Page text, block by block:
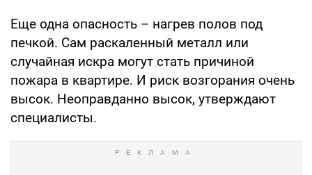
Еще одна опасность – нагрев полов под
печкой. Сам раскаленный металл или
случайная искра могут стать причиной
пожара в квартире. И риск возгорания очень
высок. Неоправданно высок, утверждают
специалисты.